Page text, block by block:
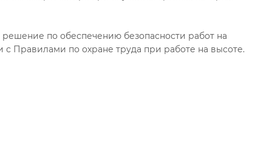
по обеспечению безопасности работ на